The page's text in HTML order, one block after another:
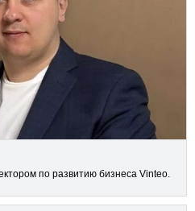
по развитию бизнеса Vinteo.